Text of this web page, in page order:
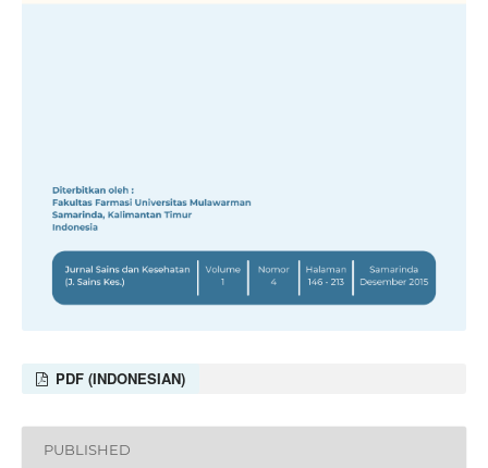
PDF (INDONESIAN)
PUBLISHED